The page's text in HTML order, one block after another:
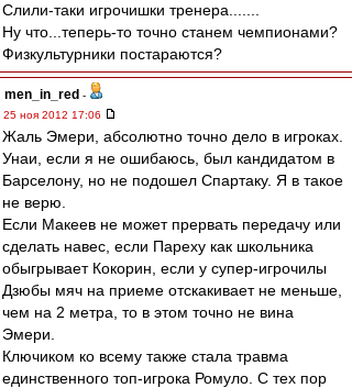
Слили-таки игрочишки тренера.......
Ну что...теперь-то точно станем чемпионами?
Физкультурники постараются?
men_in_red -
25 ноя 2012 17:06
Жаль Эмери, абсолютно точно дело в игроках.
Унаи, если я не ошибаюсь, был кандидатом в
Барселону, но не подошел Спартаку. Я в такое
не верю.
Если Макеев не может прервать передачу или
сделать навес, если Пареху как школьника
обыгрывает Кокорин, если у супер-игрочилы
Дзюбы мяч на приеме отскакивает не меньше,
чем на 2 метра, то в этом точно не вина
Эмери.
Ключиком ко всему также стала травма
единственного топ-игрока Ромуло. С тех пор